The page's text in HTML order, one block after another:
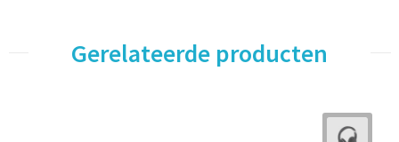
Gerelateerde producten